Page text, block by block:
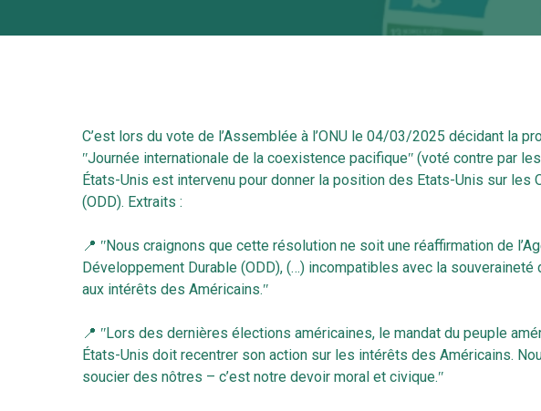
Hit enter to search or ESC to close
C’est lors du vote de l’Assemblée à l’ONU le 04/03/2025 décidant la
ʺJournée internationale de la coexistence pacifiqueʺ (voté contre par
États-Unis est intervenu pour donner la position des Etats-Unis sur les
(ODD). Extraits :
📍 ʺNous craignons que cette résolution ne soit une réaffirmation de
Développement Durable (ODD), (…) incompatibles avec la
aux intérêts des Américains.ʺ
📍 ʺLors des dernières élections américaines, le mandat du peuple
États-Unis doit recentrer son action sur les intérêts des Américains.
soucier des nôtres – c’est notre devoir moral et civique.ʺ